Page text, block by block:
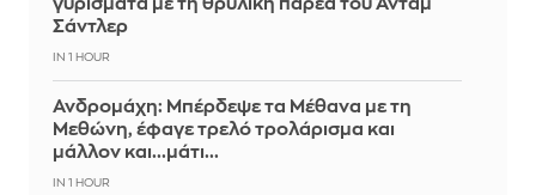
γυρίσματα με τη θρυλική παρέα του Άνταμ
Σάντλερ
IN 1 HOUR
Ανδρομάχη: Μπέρδεψε τα Μέθανα με τη
Μεθώνη, έφαγε τρελό τρολάρισμα και
μάλλον και...μάτι...
IN 1 HOUR